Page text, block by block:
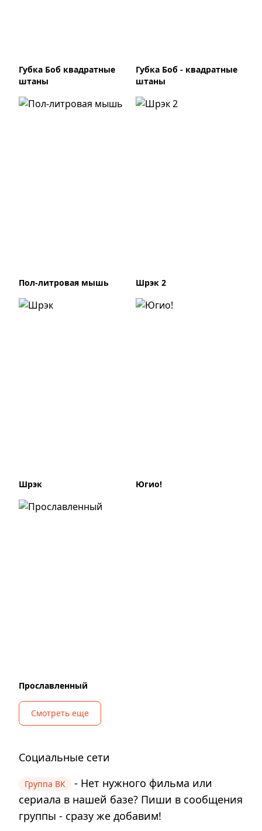
Губка Боб квадратные
штаны
Губка Боб - квадратные
штаны
Пол-литровая мышь Шрэк 2
Шрэк Югио!
Прославленный
Смотреть еще
Социальные сети
Группа ВК
- Нет нужного фильма или
сериала в нашей базе? Пиши в сообщения
группы - сразу же добавим!